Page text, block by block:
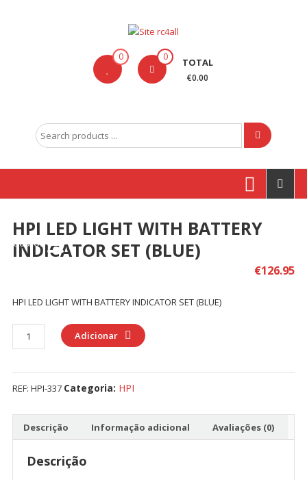
Produtos
Carson
outras
0 0 TOTAL
€0.00
Search
for:
HPI LED LIGHT WITH BATTERY
INDICATOR SET (BLUE)
€126.95
HPI LED LIGHT WITH BATTERY INDICATOR SET (BLUE)
Quantidade
de
LIGHT
BATTERY
INDICATOR
Adicionar
REF: HPI-337 Categoria: HPI
Descrição Informação adicional Avaliações (0)
Descrição